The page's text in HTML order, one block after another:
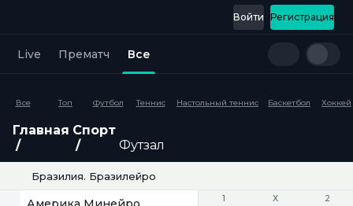
Регистрация
Войти
Live Прематч Все
Все Топ Футбол Теннис Настольный теннис Баскетбол Хоккей
Главная Спорт
Футзал
Бразилия. Бразилейро
1 Х 2
1 Х 2